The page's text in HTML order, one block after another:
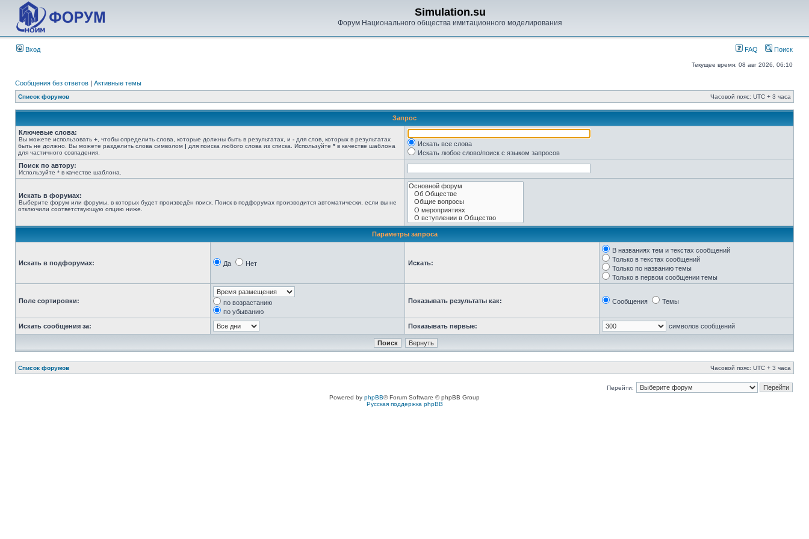
Simulation.su
Форум Национального общества имитационного моделирования
Вход FAQ Поиск
Текущее время: 08 авг 2026, 06:10
Сообщения без ответов | Активные темы
Список форумов Часовой пояс: UTC + 3 часа
Запрос
Ключевые слова:
Вы можете использовать + , чтобы определить слова, которые должны быть в результатах, и - для слов, которых в результатах
быть не должно. Вы можете разделить слова символом | для поиска любого слова из списка. Используйте * в качестве шаблона
для частичного совпадения.
Искать все слова
Искать любое слово/поиск с языком запросов
Поиск по автору:
Используйте * в качестве шаблона.
Искать в форумах:
Выберите форум или форумы, в которых будет произведён поиск. Поиск в подфорумах производится автоматически, если вы не
отключили соответствующую опцию ниже.
Параметры запроса
Искать в подфорумах: Да Нет Искать:
В названиях тем и текстах сообщений
Только в текстах сообщений
Только по названию темы
Только в первом сообщении темы
Поле сортировки:
по возрастанию
по убыванию
Показывать результаты как: Сообщения Темы
Искать сообщения за: Показывать первые: символов сообщений
Список форумов Часовой пояс: UTC + 3 часа
Перейти:
Powered by phpBB® Forum Software © phpBB Group
Русская поддержка phpBB